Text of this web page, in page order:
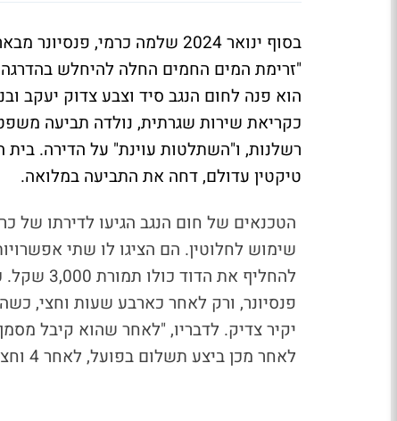
בסוף ינואר 2024 שלמה
"זרימת המים החמים החלה להיחלש
הוא פנה לחום הנגב סיד וצבע צדוק יעקב
רשלנות, ו"השתלטות עוינת" על הדירה.
טיקטין עדולם, דחה את התביעה במלואה.
להחליף
פנסיונר, ורק לאחר כארבע שעות וחצי,
יקיר צדיק. לדבריו, "לאחר שהוא קיבל
לאחר מכן ביצע תשלום בפועל, לאחר 4 וחצי שעות".